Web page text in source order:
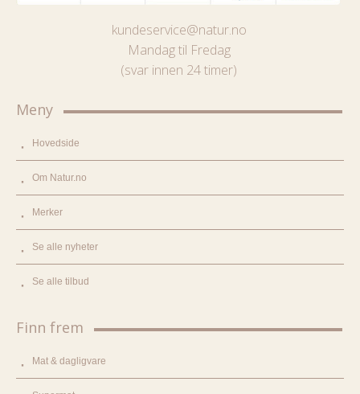
kundeservice@natur.no
Mandag til Fredag
(svar innen 24 timer)
Meny
Hovedside
Om Natur.no
Merker
Se alle nyheter
Se alle tilbud
Finn frem
Mat & dagligvare